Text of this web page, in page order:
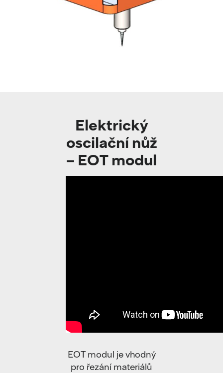
Elektrický
oscilační nůž
– EOT modul
EOT modul je vhodný
pro řezání materiálů